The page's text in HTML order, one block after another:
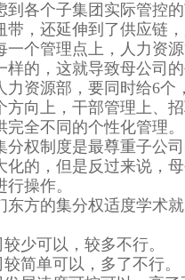
各个子集团实际管控的
带，还延伸到了供应链，
个管理点上，人力资源
样的，这就导致母公司
力资源部，要同时给6个
方向上，干部管理上、
全不同的个性化管理。
权制度是最尊重子公司
化的，但是反过来说，
操作。
方的集分权适度学术就
可以，较多不行。
单可以，多了不行。